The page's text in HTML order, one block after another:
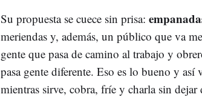
Su propuesta se cuece sin prisa:
meriendas y, además, un público que va
gente que pasa de camino al trabajo y
pasa gente diferente. Eso es lo bueno y así
mientras sirve, cobra, fríe y charla sin dejar